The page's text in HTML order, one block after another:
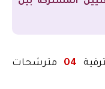
04
مترشحات